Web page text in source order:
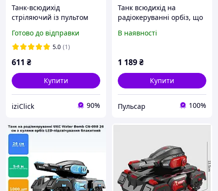
Танк-всюдихід
стріляючий із пультом
928-9/CN-098 iC227
Готово до відправки
5.0 (1)
611 ₴
Купити
iziClick 90%
Танк всюдихід на
радіокеруванні орбіз, що
пультом ДУ UKC Water
В наявності
1 189₴
Купити
Пульсар 100%